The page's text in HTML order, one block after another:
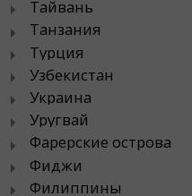
Тайвань
Танзания
Турция
Узбекистан
Украина
Уругвай
Фарерские острова
Фиджи
Филиппины